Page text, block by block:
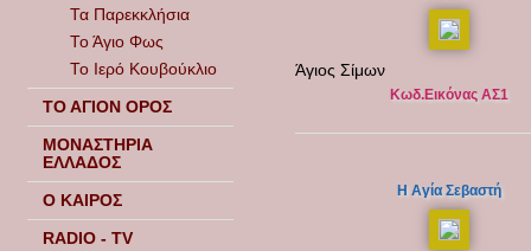
Τα Παρεκκλήσια
Το Άγιο Φως
Το Ιερό Κουβούκλιο
ΤΟ ΑΓΙΟΝ ΟΡΟΣ
ΜΟΝΑΣΤΗΡΙΑ
ΕΛΛΑΔΟΣ
Ο ΚΑΙΡΟΣ
RADIO - TV
Άγιος Σίμων
Κωδ.Εικόνας ΑΣ1
Η Αγία Σεβαστή